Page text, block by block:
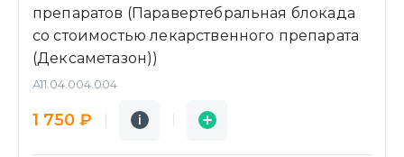
препаратов (Паравертебральная блокада
со стоимостью лекарственного препарата
(Дексаметазон))
A11.04.004.004
1 750 ₽ i
Подробнее
i
Заявка